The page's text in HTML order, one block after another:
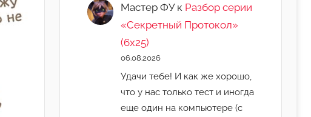
Мастер ФУк Разбор серии
«Секретный Протокол»
(6х25)
06.08.2026
Удачи тебе! И как же хорошо,
что у нас только тест и иногда
еще один на компьютере (с